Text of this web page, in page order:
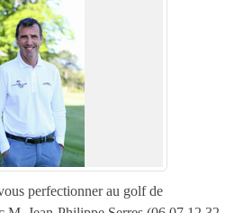
perfectionner au golf de